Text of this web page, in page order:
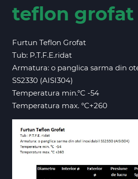
teflon grofat
Furtun Teflon Grofat
Tub: P.T.F.E.ridat
Armatura: o panglica sarma din
SS2330 (AISI304)
Temperatura min.°C -54
Temperatura max. °C+260